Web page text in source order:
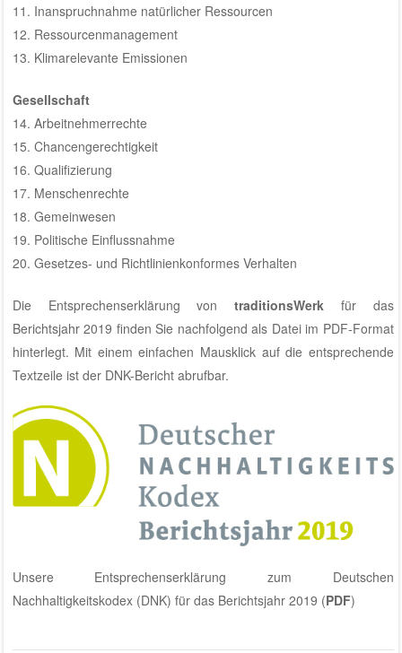
11. Inanspruchnahme natürlicher Ressourcen
12. Ressourcenmanagement
13. Klimarelevante Emissionen
Gesellschaft
14. Arbeitnehmerrechte
15. Chancengerechtigkeit
16. Qualifizierung
17. Menschenrechte
18. Gemeinwesen
19. Politische Einflussnahme
20. Gesetzes- und Richtlinienkonformes Verhalten
Die Entsprechenserklärung vontraditionsWerk für das
Berichtsjahr 2019 finden Sie nachfolgend als Datei im PDF-Format
hinterlegt. Mit einem einfachen Mausklick auf die entsprechende
Textzeile ist der DNK-Bericht abrufbar.
Unsere Entsprechenserklärung zum Deutschen
Nachhaltigkeitskodex (DNK) für das Berichtsjahr 2019 (PDF)